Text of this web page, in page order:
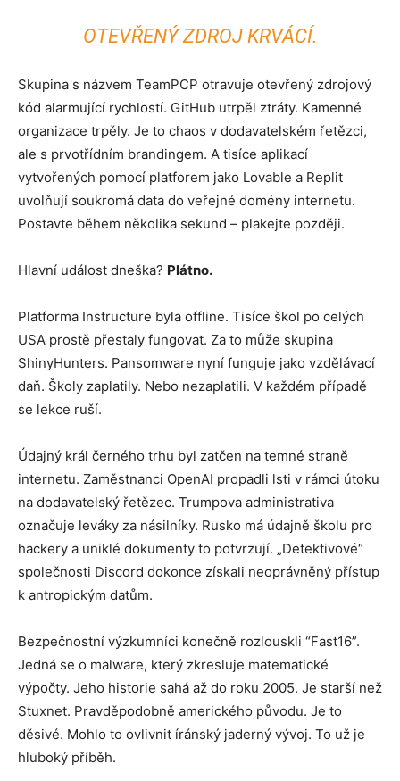
OTEVŘENÝ ZDROJ KRVÁCÍ.
Skupina s názvem TeamPCP otravuje otevřený zdrojový
kód alarmující rychlostí. GitHub utrpěl ztráty. Kamenné
organizace trpěly. Je to chaos v dodavatelském řetězci,
ale s prvotřídním brandingem. A tisíce aplikací
vytvořených pomocí platforem jako Lovable a Replit
uvolňují soukromá data do veřejné domény internetu.
Postavte během několika sekund – plakejte později.
Hlavní událost dneška? Plátno.
Platforma Instructure byla offline. Tisíce škol po celých
USA prostě přestaly fungovat. Za to může skupina
ShinyHunters. Pansomware nyní funguje jako vzdělávací
daň. Školy zaplatily. Nebo nezaplatili. V každém případě
se lekce ruší.
Údajný král černého trhu byl zatčen na temné straně
internetu. Zaměstnanci OpenAI propadli lsti v rámci útoku
na dodavatelský řetězec. Trumpova administrativa
označuje leváky za násilníky. Rusko má údajně školu pro
hackery a uniklé dokumenty to potvrzují. „Detektivové“
společnosti Discord dokonce získali neoprávněný přístup
k antropickým datům.
Bezpečnostní výzkumníci konečně rozlouskli “Fast16”.
Jedná se o malware, který zkresluje matematické
výpočty. Jeho historie sahá až do roku 2005. Je starší než
Stuxnet. Pravděpodobně amerického původu. Je to
děsivé. Mohlo to ovlivnit íránský jaderný vývoj. To už je
hluboký příběh.